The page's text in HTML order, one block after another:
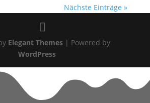
Nächste Einträge »
Elegant Themes| Powered by
WordPress